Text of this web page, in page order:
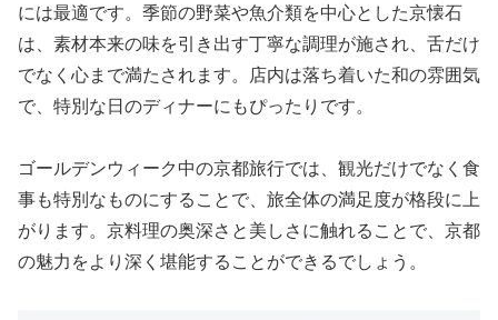
には最適です。季節の野菜や魚介類を中心とした京懐石
は、素材本来の味を引き出す丁寧な調理が施され、舌だけ
でなく心まで満たされます。店内は落ち着いた和の雰囲気
で、特別な日のディナーにもぴったりです。
ゴールデンウィーク中の京都旅行では、観光だけでなく食
事も特別なものにすることで、旅全体の満足度が格段に上
がります。京料理の奥深さと美しさに触れることで、京都
の魅力をより深く堪能することができるでしょう。